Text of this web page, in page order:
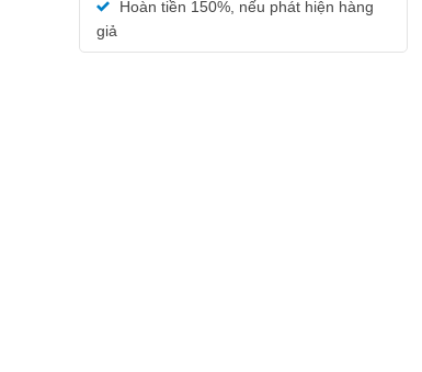
Hoàn tiền 150%, nếu phát hiện hàng
giả